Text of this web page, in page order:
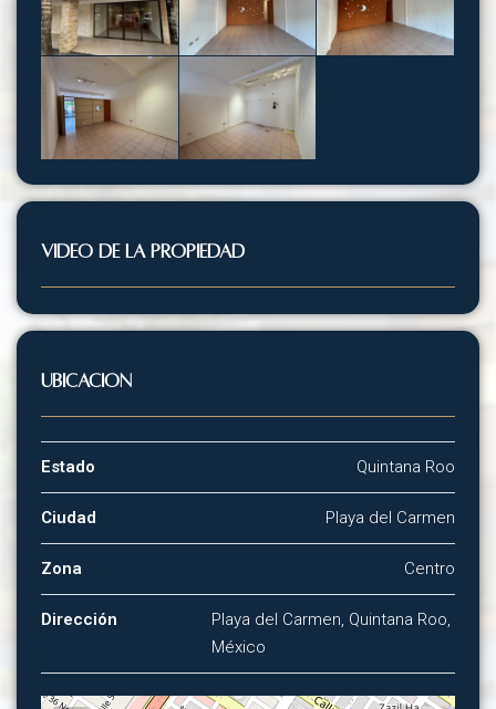
VIDEO DE LA PROPIEDAD
Ubicación
Estado Quintana Roo
Ciudad Playa del Carmen
Zona Centro
Dirección
Playa del Carmen, Quintana Roo,
México